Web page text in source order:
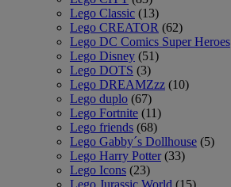
Lego Classic (13)
Lego CREATOR (62)
Lego DC Comics Super Heroes
Lego Disney (51)
Lego DOTS (3)
Lego DREAMZzz (10)
Lego duplo (67)
Lego Fortnite (11)
Lego friends (68)
Lego Gabby´s Dollhouse (5)
Lego Harry Potter (33)
Lego Icons (23)
Lego Jurassic World (15)